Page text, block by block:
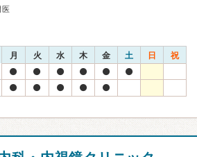
医
月 火 水 木 金 土 日 祝